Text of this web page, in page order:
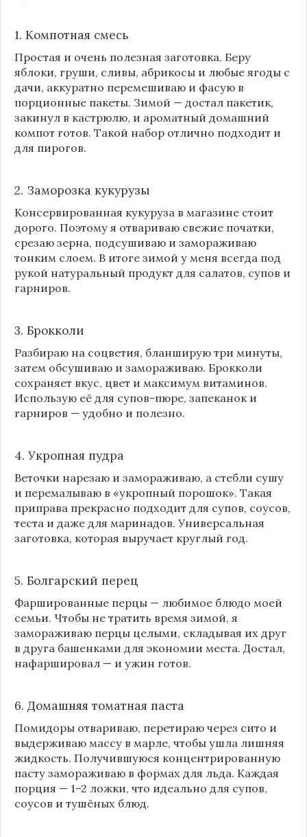
1. Компотная смесь
Простая и очень полезная заготовка. Беру
яблоки, груши, сливы, абрикосы и любые ягоды с
дачи, аккуратно перемешиваю и фасую в
порционные пакеты. Зимой — достал пакетик,
закинул в кастрюлю, и ароматный домашний
компот готов. Такой набор отлично подходит и
для пирогов.
2. Заморозка кукурузы
Консервированная кукуруза в магазине стоит
дорого. Поэтому я отвариваю свежие початки,
срезаю зерна, подсушиваю и замораживаю
тонким слоем. В итоге зимой у меня всегда под
рукой натуральный продукт для салатов, супов и
гарниров.
3. Брокколи
Разбираю на соцветия, бланширую три минуты,
затем обсушиваю и замораживаю. Брокколи
сохраняет вкус, цвет и максимум витаминов.
Использую её для супов-пюре, запеканок и
гарниров — удобно и полезно.
4. Укропная пудра
Веточки нарезаю и замораживаю, а стебли сушу
и перемалываю в «укропный порошок». Такая
приправа прекрасно подходит для супов, соусов,
теста и даже для маринадов. Универсальная
заготовка, которая выручает круглый год.
5. Болгарский перец
Фаршированные перцы — любимое блюдо моей
семьи. Чтобы не тратить время зимой, я
замораживаю перцы целыми, складывая их друг
в друга башенками для экономии места. Достал,
нафаршировал — и ужин готов.
6. Домашняя томатная паста
Помидоры отвариваю, перетираю через сито и
выдерживаю массу в марле, чтобы ушла лишняя
жидкость. Получившуюся концентрированную
пасту замораживаю в формах для льда. Каждая
порция — 1–2 ложки, что идеально для супов,
соусов и тушёных блюд.